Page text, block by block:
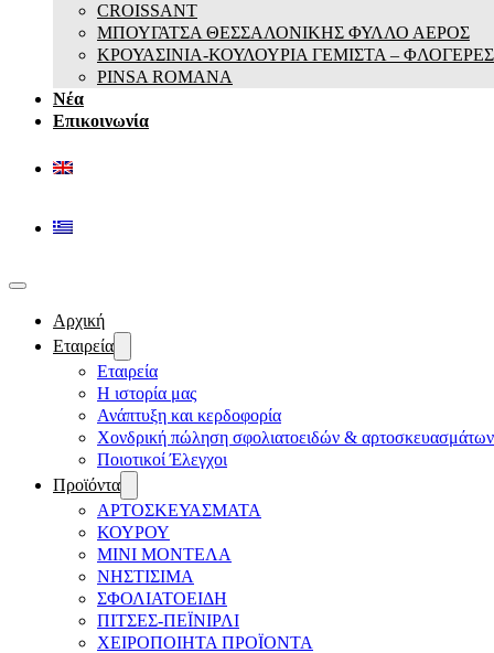
CROISSANT
ΜΠΟΥΓΑΤΣΑ ΘΕΣΣΑΛΟΝΙΚΗΣ ΦΥΛΛΟ ΑΕΡΟΣ
ΚΡΟΥΑΣΙΝΙΑ-ΚΟΥΛΟΥΡΙΑ ΓΕΜΙΣΤΑ – ΦΛΟΓΕΡΕΣ
PINSA ROMANA
Νέα
Επικοινωνία
Αρχική
Εταιρεία
Εταιρεία
Η ιστορία μας
Ανάπτυξη και κερδοφορία
Χονδρική πώληση σφολιατοειδών & αρτοσκευασμάτων
Ποιοτικοί Έλεγχοι
Προϊόντα
ΑΡΤΟΣΚΕΥΑΣΜΑΤΑ
ΚΟΥΡΟΥ
ΜΙΝΙ ΜΟΝΤΕΛΑ
ΝΗΣΤΙΣΙΜΑ
ΣΦΟΛΙΑΤΟΕΙΔΗ
ΠΙΤΣΕΣ-ΠΕΪΝΙΡΛΙ
ΧΕΙΡΟΠΟΙΗΤΑ ΠΡΟΪΟΝΤΑ